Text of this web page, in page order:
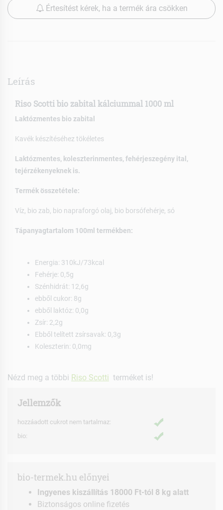
Értesítést kérek, ha a termék ára csökken
Leírás
Riso Scotti bio zabital kálciummal 1000 ml
Laktózmentes bio zabital
Kavék készítéséhez tökéletes
Laktózmentes, koleszterinmentes, fehérjeszegény ital,
tejérzékenyeknek is.
Termék összetétele:
Víz, bio zab, bio napraforgó olaj, bio borsófehérje, só
Tápanyagtartalom 100ml termékben:
Energia: 310kJ/73kcal
Fehérje: 0,5g
Szénhidrát: 12,6g
ebből cukor: 8g
ebből laktóz: 0,0g
Zsír: 2,2g
Ebből telített zsírsavak: 0,3g
Koleszterin: 0,0mg
Nézd meg a többi Riso Scotti terméket is!
Jellemzők
hozzáadott cukrot nem tartalmaz:
bio:
bio-termek.hu előnyei
Ingyenes kiszállítás 18000 Ft-tól 8 kg alatt
Biztonságos online fizetés